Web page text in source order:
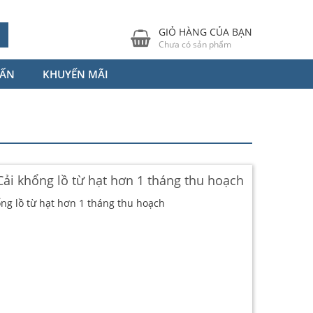
GIỎ HÀNG CỦA BẠN
Chưa có sản phẩm
KHUYẾN MÃI
khổng lồ từ hạt hơn 1 tháng thu hoạch
lồ từ hạt hơn 1 tháng thu hoạch